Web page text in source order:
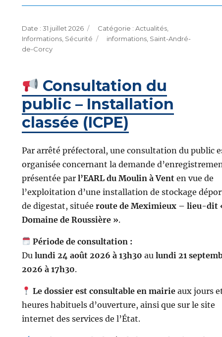
Publié
le
31 juillet 2026 Catégories
Actualités,
Informations, Sécurité Étiquettes
informations, Saint-André-
de-Corcy
Consultation du
public – Installation
classée (ICPE)
Par arrêté préfectoral, une consultation du public
organisée concernant la demande
présentée par l’EARL du Moulin à Venten vue de
l’exploitation d’une installation de stockage
de digestat, située route de Meximieux – lieu-dit
Domaine de Roussière ».
Période de consultation :
Du lundi 24 août 2026 à 13h30 au lundi 21
2026 à 17h30.
Le dossier est consultable en mairie aux jours
heures habituels d’ouverture, ainsi que sur le site
internet des services de l’État.